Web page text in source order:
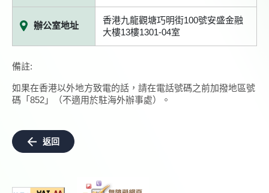
辦公室地址
香港九龍觀塘巧明街100號安盛金融
大樓13樓1301-04室
備註:
如果在香港以外地方致電的話，請在電話號碼之前加撥地區號
碼「852」（不適用於駐海外辦事處）。
返回